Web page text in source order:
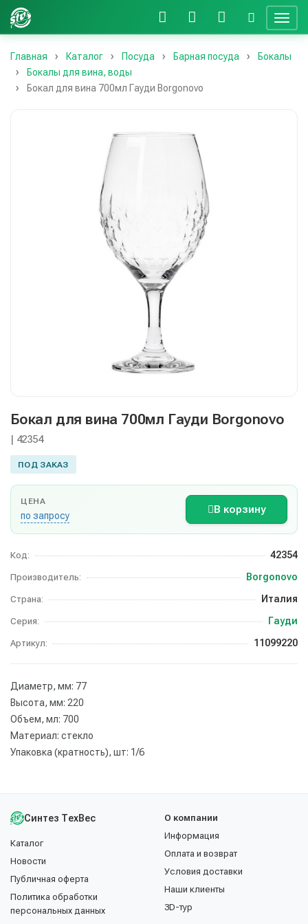
Главная Каталог Посуда Барная посуда
Бокалы
Бокалы для вина, воды
Бокал для вина 700мл Гауди Borgonovo
Бокал для вина 700мл Гауди Borgonovo
| 42354
ПОД ЗАКАЗ
ЦЕНА
по запросу
В корзину
Код: 42354
Производитель: Borgonovo
Страна: Италия
Серия: Гауди
Артикул: 11099220
Диаметр, мм: 77
Высота, мм: 220
Объем, мл: 700
Материал: стекло
Упаковка (кратность), шт: 1/6
Синтез ТехВес
Каталог
Новости
Публичная оферта
Политика обработки
персональных данных
О компании
Информация
Оплата и возврат
Условия доставки
Наши клиенты
3D-тур